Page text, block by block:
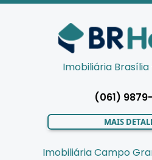
Imobiliária Brasília
(061)
MAIS
Imobiliária Campo